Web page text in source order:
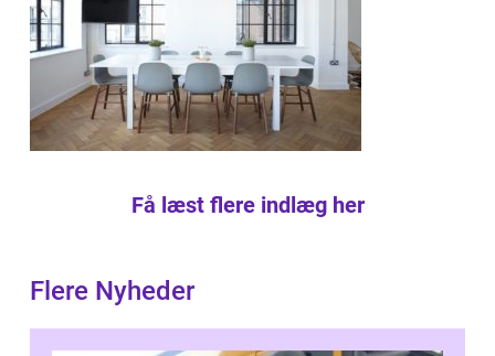
Få læst flere indlæg her
Flere Nyheder